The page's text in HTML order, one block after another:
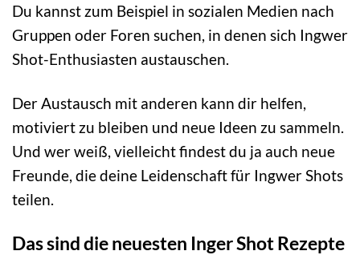
Du kannst zum Beispiel in sozialen Medien nach
Gruppen oder Foren suchen, in denen sich Ingwer
Shot-Enthusiasten austauschen.
Der Austausch mit anderen kann dir helfen,
motiviert zu bleiben und neue Ideen zu sammeln.
Und wer weiß, vielleicht findest du ja auch neue
Freunde, die deine Leidenschaft für Ingwer Shots
teilen.
Das sind die neuesten Inger Shot Rezepte